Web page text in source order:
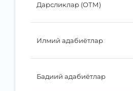
Дарсликлар (ОТМ)
Илмий адабиётлар
Бадиий адабиётлар